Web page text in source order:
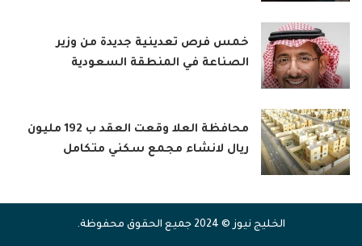
خمس فرص تعدينية جديدة من وزير
الصناعة في المنطقة السعودية
محافظة العلا وقعت العقد ب 192 مليون
ريال لانشاء مجمع سكني متكامل
الخليج نيوز © 2024 جميع الحقوق محفوظة.